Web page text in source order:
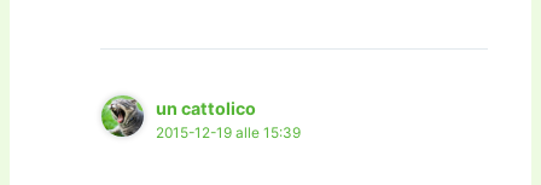
un cattolico
2015-12-19 alle 15:39